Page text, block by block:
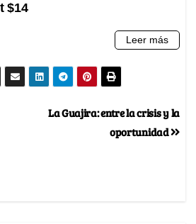
La Guajira: entre la crisis y la
oportunidad